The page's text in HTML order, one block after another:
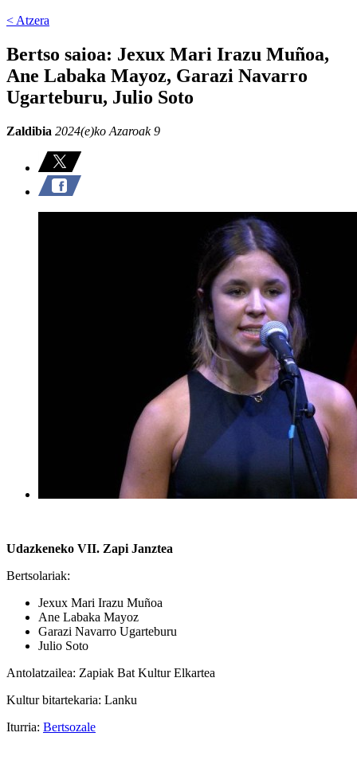
< Atzera
Bertso saioa: Jexux Mari Irazu Muñoa,
Ane Labaka Mayoz, Garazi Navarro
Ugarteburu, Julio Soto
Zaldibia 2024(e)ko Azaroak 9
Udazkeneko VII. Zapi Janztea
Bertsolariak:
Jexux Mari Irazu Muñoa
Ane Labaka Mayoz
Garazi Navarro Ugarteburu
Julio Soto
Antolatzailea: Zapiak Bat Kultur Elkartea
Kultur bitartekaria: Lanku
Iturria: Bertsozale